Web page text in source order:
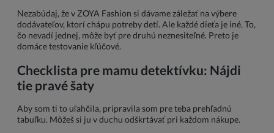
Nezabúdaj, že v ZOYA Fashion si dávame záležať na výbere
dodávateľov, ktorí chápu potreby detí. Ale každé dieťa je iné. To,
čo nevadí jednej, môže byť pre druhú neznesiteľné. Preto je
domáce testovanie kľúčové.
Checklista pre mamu detektívku: Nájdi
tie pravé šaty
Aby som ti to uľahčila, pripravila som pre teba prehľadnú
tabuľku. Môžeš si ju v duchu odškrtávať pri každom nákupe.